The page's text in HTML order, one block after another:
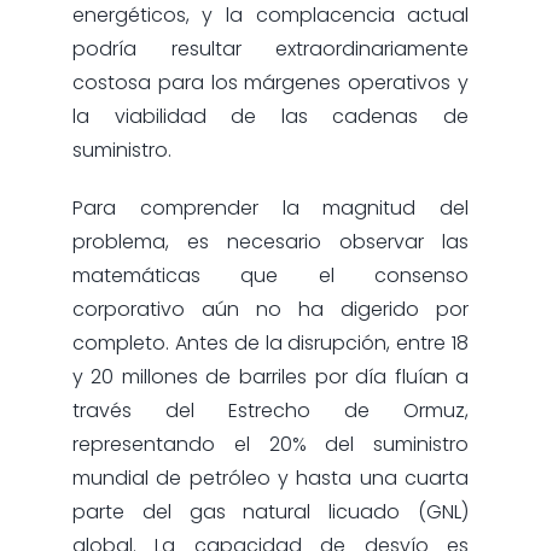
energéticos, y la complacencia actual
podría resultar extraordinariamente
costosa para los márgenes operativos y
la viabilidad de las cadenas de
suministro.
Para comprender la magnitud del
problema, es necesario observar las
matemáticas que el consenso
corporativo aún no ha digerido por
completo. Antes de la disrupción, entre 18
y 20 millones de barriles por día fluían a
través del Estrecho de Ormuz,
representando el 20% del suministro
mundial de petróleo y hasta una cuarta
parte del gas natural licuado (GNL)